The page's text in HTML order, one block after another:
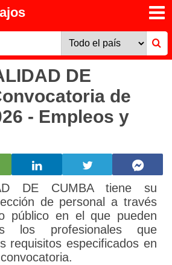
DE
de
- Empleos y
DE CUMBA tiene su
de personal a través
público en el que pueden
los profesionales que
requisitos especificados en